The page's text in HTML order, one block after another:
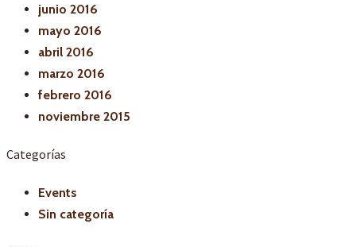
junio 2016
mayo 2016
abril 2016
marzo 2016
febrero 2016
noviembre 2015
Categorías
Events
Sin categoría